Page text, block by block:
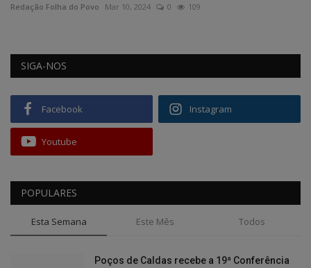
Redação Folha do Povo Mar 10, 2024 0 109
SIGA-NOS
Facebook Instagram
Youtube
POPULARES
Esta Semana Este Mês Todos
Poços de Caldas recebe a 19ª Conferência